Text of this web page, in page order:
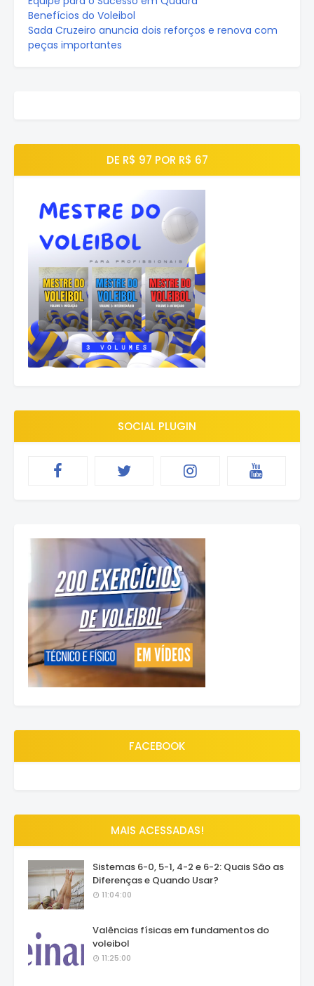
Benefícios do Voleibol
Sada Cruzeiro anuncia dois reforços e renova com
peças importantes
DE R$ 97 POR R$ 67
SOCIAL PLUGIN
FACEBOOK
MAIS ACESSADAS!
Sistemas 6-0, 5-1, 4-2 e 6-2: Quais São as
Diferenças e Quando Usar?
11:04:00
Valências físicas em fundamentos do
voleibol
11:25:00